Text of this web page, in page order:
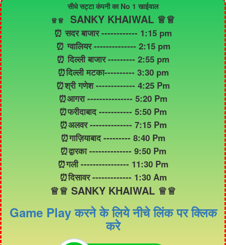
सीधे सट्टा कंपनी का No 1 खाईवाल
♕♕ SANKY KHAIWAL ♕♕
⏰ सदर बाजार ------------ 1:15 pm
⏰ ग्वालियर -------------- 2:15 pm
⏰ दिल्ली बाजार --------- 2:55 pm
⏰दिल्ली मटका---------- 3:30 pm
⏰श्री गणेश ------------- 4:25 Pm
⏰आगरा --------------- 5:20 Pm
⏰फरीदाबाद ----------- 5:50 Pm
⏰अलवर -------------- 7:15 Pm
⏰गाज़ियाबाद --------- 8:40 Pm
⏰द्वारका -------------- 9:50 Pm
⏰गली ---------------- 11:30 Pm
⏰दिसावर ------------- 1:30 Am
♕♕ SANKY KHAIWAL ♕♕
Game Play करने के लिये नीचे लिंक पर क्लिक
करे